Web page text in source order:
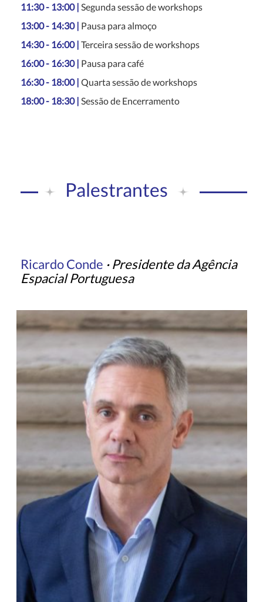
11:30 - 13:00 | Segunda sessão de workshops
13:00 - 14:30 | Pausa para almoço
14:30 - 16:00 | Terceira sessão de workshops
16:00 - 16:30 | Pausa para café
16:30 - 18:00 | Quarta sessão de workshops
18:00 - 18:30 | Sessão de Encerramento
Palestrantes
Ricardo Conde ·Presidente da Agência
Espacial Portuguesa